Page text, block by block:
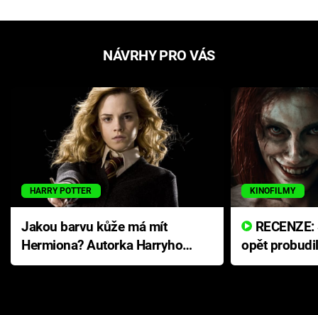
NÁVRHY PRO VÁS
HARRY POTTER
Jakou barvu kůže má mít
Hermiona? Autorka Harryho
Pottera přišla s ráznou
KINOFILMY
opět
přichází s